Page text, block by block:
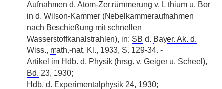
Aufnahmen d. Atom-Zertrümmerung v. Lithium u. Bor
in d. Wilson-Kammer (Nebelkammeraufnahmen
nach Beschießung mit schnellen
Wasserstoffkanalstrahlen), in: SB d. Bayer. Ak. d.
Wiss., math.-nat. Kl., 1933, S. 129-34. -
Artikel im Hdb. d. Physik (hrsg. v. Geiger u. Scheel),
Bd. 23, 1930;
Hdb. d. Experimentalphysik 24, 1930;